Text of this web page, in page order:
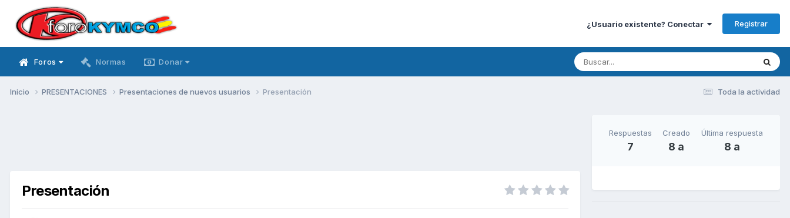
¿Usuario existente? Conectar Registrar
Foros Normas Donar
Toda la actividad
Inicio PRESENTACIONES Presentaciones de nuevos usuarios Presentación
Presentación
Respuestas
7
Creado
8 a
Última respuesta
8 a